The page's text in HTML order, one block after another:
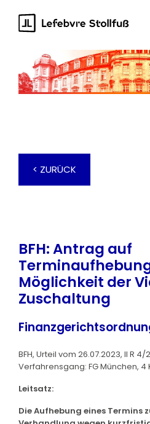
springen
< ZURÜCK
BFH: Antrag auf
Möglichkeit der
Zuschaltung
BFH, Urteil vom 26.07.2023, II R 4/
Verfahrensgang: FG München, 4
Leitsatz:
Die Aufhebung eines Termins